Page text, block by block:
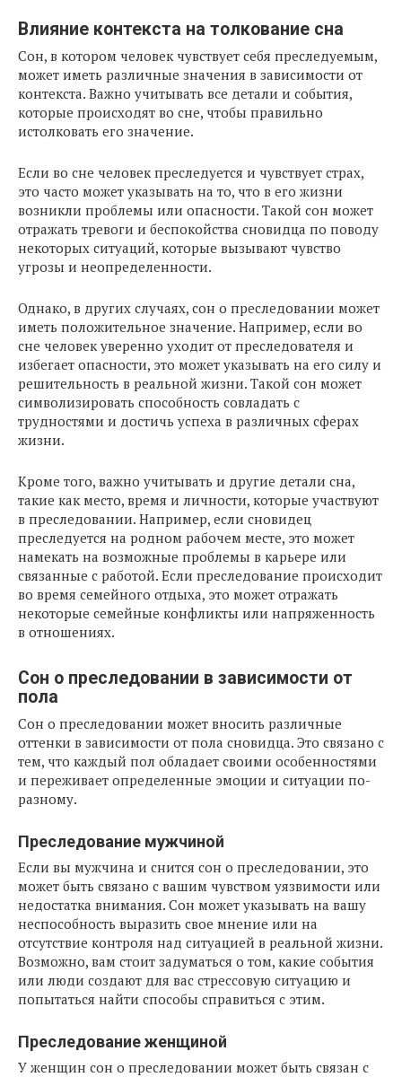
Влияние контекста на толкование сна
Сон, в котором человек чувствует себя преследуемым,
может иметь различные значения в зависимости от
контекста. Важно учитывать все детали и события,
которые происходят во сне, чтобы правильно
истолковать его значение.
Если во сне человек преследуется и чувствует страх,
это часто может указывать на то, что в его жизни
возникли проблемы или опасности. Такой сон может
отражать тревоги и беспокойства сновидца по поводу
некоторых ситуаций, которые вызывают чувство
угрозы и неопределенности.
Однако, в других случаях, сон о преследовании может
иметь положительное значение. Например, если во
сне человек уверенно уходит от преследователя и
избегает опасности, это может указывать на его силу и
решительность в реальной жизни. Такой сон может
символизировать способность совладать с
трудностями и достичь успеха в различных сферах
жизни.
Кроме того, важно учитывать и другие детали сна,
такие как место, время и личности, которые участвуют
в преследовании. Например, если сновидец
преследуется на родном рабочем месте, это может
намекать на возможные проблемы в карьере или
связанные с работой. Если преследование происходит
во время семейного отдыха, это может отражать
некоторые семейные конфликты или напряженность
в отношениях.
Сон о преследовании в зависимости от
пола
Сон о преследовании может вносить различные
оттенки в зависимости от пола сновидца. Это связано с
тем, что каждый пол обладает своими особенностями
и переживает определенные эмоции и ситуации по-
разному.
Преследование мужчиной
Если вы мужчина и снится сон о преследовании, это
может быть связано с вашим чувством уязвимости или
недостатка внимания. Сон может указывать на вашу
неспособность выразить свое мнение или на
отсутствие контроля над ситуацией в реальной жизни.
Возможно, вам стоит задуматься о том, какие события
или люди создают для вас стрессовую ситуацию и
попытаться найти способы справиться с этим.
Преследование женщиной
У женщин сон о преследовании может быть связан с